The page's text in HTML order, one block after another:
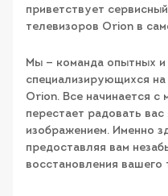
приветствует
телевизоров Orion в
Мы — команда опытных
специализирующихся
Orion. Все начинается с
перестает радовать
изображением. Именно
предоставляя вам
восстановления вашего